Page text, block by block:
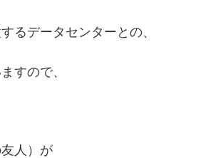
るデータセンターとの、
すので、
人）が